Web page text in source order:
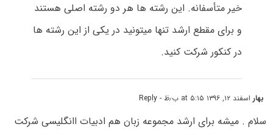
خیر متأسفانه. این رشته ها هر دو رشته اصلی هستند
و برای مقطع ارشد تنها میتونید در یکی از این رشته ها
در کنکور شرکت کنید.
بهاراسفند ۱۲, ۱۳۹۶ at ۵:۱۵ ب٫ظ - Reply
سلام . میشه برای ارشد مجموعه زبان هم ادبیات اانگلیسی شرکت